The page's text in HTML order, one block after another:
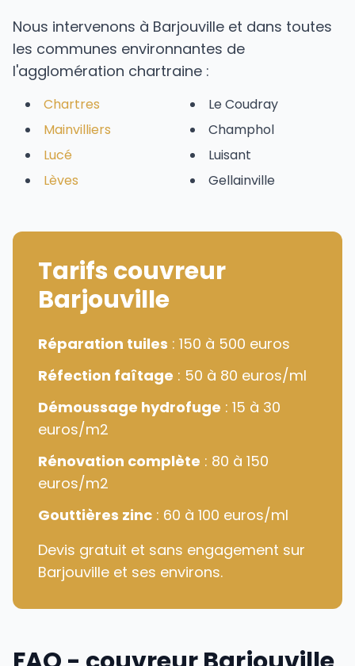
Nous intervenons à Barjouville et dans toutes
les communes environnantes de
l'agglomération chartraine :
Chartres
Mainvilliers
Lucé
Lèves
Le Coudray
Champhol
Luisant
Gellainville
Tarifs couvreur
Barjouville
Réparation tuiles : 150 à 500 euros
Réfection faîtage : 50 à 80 euros/ml
Démoussage hydrofuge : 15 à 30
euros/m2
Rénovation complète : 80 à 150
euros/m2
Gouttières zinc : 60 à 100 euros/ml
Devis gratuit et sans engagement sur
Barjouville et ses environs.